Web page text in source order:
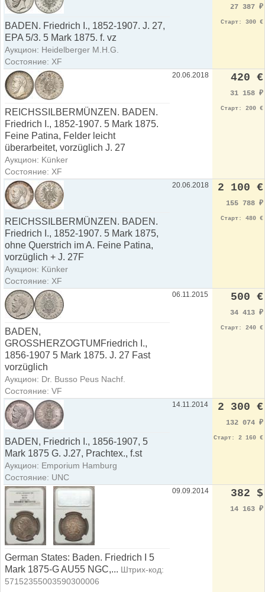
BADEN. Friedrich I., 1852-1907. J. 27,
EPA 5/3. 5 Mark 1875. f. vz
Аукцион: Heidelberger M.H.G.
Состояние: XF
27 387 ₽
Старт: 300 €
REICHSSILBERMÜNZEN. BADEN.
Friedrich I., 1852-1907. 5 Mark 1875.
Feine Patina, Felder leicht
überarbeitet, vorzüglich J. 27
Аукцион: Künker
Состояние: XF
20.06.2018 420 €
31 158 ₽
Старт: 200 €
REICHSSILBERMÜNZEN. BADEN.
Friedrich I., 1852-1907. 5 Mark 1875,
ohne Querstrich im A. Feine Patina,
vorzüglich + J. 27F
Аукцион: Künker
Состояние: XF
20.06.2018 2 100 €
155 788 ₽
Старт: 480 €
BADEN,
GROSSHERZOGTUMFriedrich I.,
1856-1907 5 Mark 1875. J. 27 Fast
vorzüglich
Аукцион: Dr. Busso Peus Nachf.
Состояние: VF
06.11.2015 500 €
34 413 ₽
Старт: 240 €
BADEN, Friedrich I., 1856-1907, 5
Mark 1875 G. J.27, Prachtex., f.st
Аукцион: Emporium Hamburg
Состояние: UNC
14.11.2014 2 300 €
132 074 ₽
Старт: 2 160 €
German States: Baden. Friedrich I 5
Mark 1875-G AU55 NGC,... Штрих-код:
57152355003590300006
09.09.2014 382 $
14 163 ₽